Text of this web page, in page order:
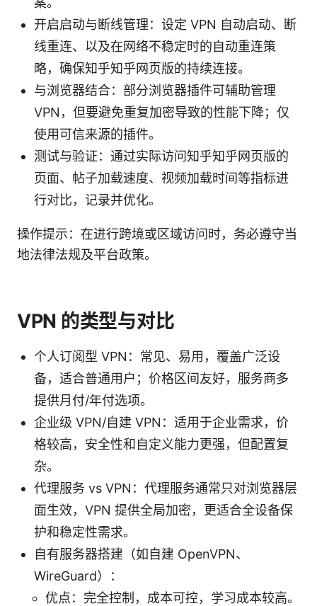
开启启动与断线管理：设定 VPN 自动启动、断
线重连、以及在网络不稳定时的自动重连策
略，确保知乎知乎网页版的持续连接。
与浏览器结合：部分浏览器插件可辅助管理
VPN，但要避免重复加密导致的性能下降；仅
使用可信来源的插件。
测试与验证：通过实际访问知乎知乎网页版的
页面、帖子加载速度、视频加载时间等指标进
行对比，记录并优化。
操作提示：在进行跨境或区域访问时，务必遵守当
地法律法规及平台政策。
VPN 的类型与对比
个人订阅型 VPN：常见、易用，覆盖广泛设
备，适合普通用户；价格区间友好，服务商多
提供月付/年付选项。
企业级 VPN/自建 VPN：适用于企业需求，价
格较高，安全性和自定义能力更强，但配置复
杂。
代理服务 vs VPN：代理服务通常只对浏览器层
面生效，VPN 提供全局加密，更适合全设备保
护和稳定性需求。
自有服务器搭建（如自建 OpenVPN、
WireGuard）：
优点：完全控制，成本可控，学习成本较高。